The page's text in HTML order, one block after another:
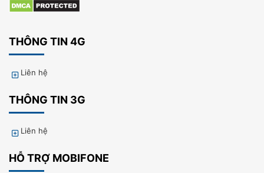
THÔNG TIN 4G
Liên hệ
THÔNG TIN 3G
Liên hệ
HỖ TRỢ MOBIFONE